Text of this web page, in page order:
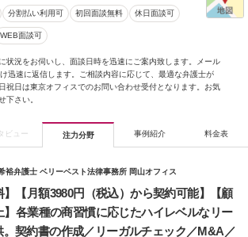
分割払い利用可 初回面談無料 休日面談可
WEB面談可
状況をお伺いし、面談日時を迅速にご案内致します。メール
迅速に返信します。ご相談内容に応じて、最適な弁護士が
祝日は東京オフィスでのお問い合わせ受付となります。お気
下さい。
ビュー 注力分野 事例紹介 料金表
裕弁護士 ベリーベスト法律事務所 岡山オフィス
】【月額3980円（税込）から契約可能】【顧
】各業種の商習慣に応じたハイレベルなリー
。契約書の作成／リーガルチェック／M&A／